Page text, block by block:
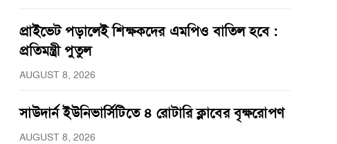
প্রাইভেট পড়ালেই শিক্ষকদের এমপিও বাতিল হবে :
প্রতিমন্ত্রী পুতুল
AUGUST 8, 2026
সাউদার্ন ইউনিভার্সিটিতে ৪ রোটারি ক্লাবের বৃক্ষরোপণ
AUGUST 8, 2026